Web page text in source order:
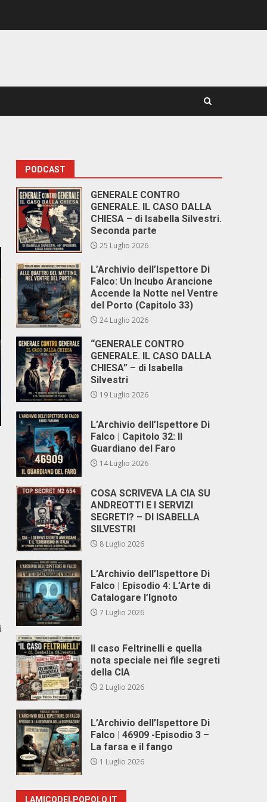
PODCAST
GENERALE CONTRO
GENERALE. IL CASO DALLA
CHIESA – di Isabella Silvestri.
Seconda parte
25 Luglio 2026
L’Archivio dell’Ispettore Di
Falco: Un Incubo Arancione
Accende la Notte nel Ventre
del Porto (Capitolo 33)
24 Luglio 2026
“GENERALE CONTRO
GENERALE. IL CASO DALLA
CHIESA” – di Isabella
Silvestri
19 Luglio 2026
L’Archivio dell’Ispettore Di
Falco | Capitolo 32: Il
Guardiano del Faro
14 Luglio 2026
COSA SCRIVEVA LA CIA SU
ANDREOTTI E I SERVIZI
SEGRETI? – DI ISABELLA
SILVESTRI
8 Luglio 2026
L’Archivio dell’Ispettore Di
Falco | Episodio 4: L’Arte di
Catalogare l’Ignoto
7 Luglio 2026
Il caso Feltrinelli e quella
nota speciale nei file segreti
della CIA
2 Luglio 2026
L’Archivio dell’Ispettore Di
Falco | 46909 -Episodio 3 –
La farsa e il fango
1 Luglio 2026
LAMICODELPOPOLO.IT